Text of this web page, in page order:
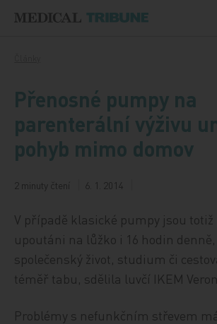
Přenosné pumpy na
parenterální výživu
pohyb mimo domov
2 minuty čtení 6. 1. 2014
V případě klasické pumpy jsou totiž
upoutáni na lůžko i 16 hodin
společenský život, studium či
téměř tabu, sdělila luvčí IKEM
Problémy s nefunkčním střevem